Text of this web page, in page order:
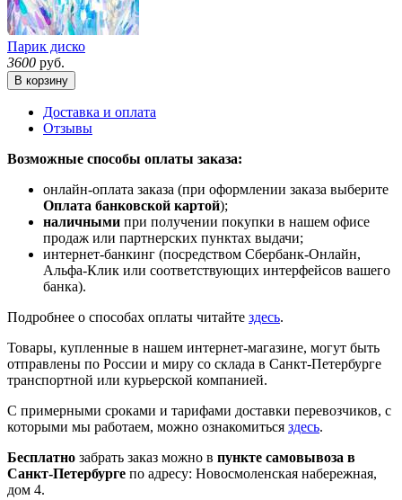
Парик диско
3600 руб.
В корзину
Доставка и оплата
Отзывы
Возможные способы оплаты заказа:
онлайн-оплата заказа (при оформлении заказа выберите
Оплата банковской картой);
наличными при получении покупки в нашем офисе
продаж или партнерских пунктах выдачи;
интернет-банкинг (посредством Сбербанк-Онлайн,
Альфа-Клик или соответствующих интерфейсов вашего
банка).
Подробнее о способах оплаты читайте здесь.
Товары, купленные в нашем интернет-магазине, могут быть
отправлены по России и миру со склада в Санкт-Петербурге
транспортной или курьерской компанией.
С примерными сроками и тарифами доставки перевозчиков, с
которыми мы работаем, можно ознакомиться здесь.
Бесплатно забрать заказ можно в пункте самовывоза в
Санкт-Петербурге по адресу: Новосмоленская набережная,
дом 4.